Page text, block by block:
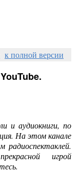
к полной версии
и аудиокниги, по
На этом канале
радиоспектаклей.
игрой